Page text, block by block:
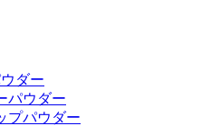
ダー
パウダー
プパウダー